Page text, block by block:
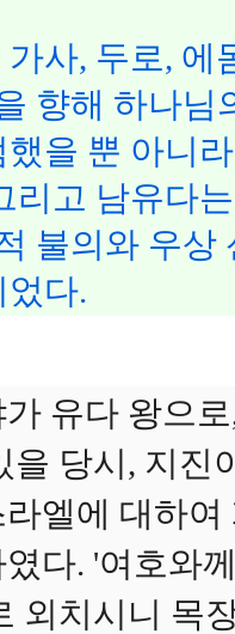
사, 두로,
향해 하나
했을 뿐 아니
리고 남유다
불의와 우
었다.
유다 왕으
을 당시, 지진
라엘에 대하
다. '여호와
외치시니 목